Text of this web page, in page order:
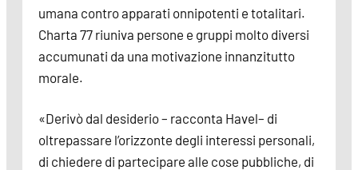
umana contro apparati onnipotenti e totalitari.
Charta 77 riuniva persone e gruppi molto diversi
accumunati da una motivazione innanzitutto
morale.
«Derivò dal desiderio – racconta Havel– di
oltrepassare l’orizzonte degli interessi personali,
di chiedere di partecipare alle cose pubbliche, di